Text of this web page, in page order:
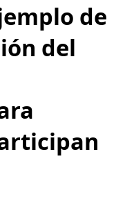
de
del